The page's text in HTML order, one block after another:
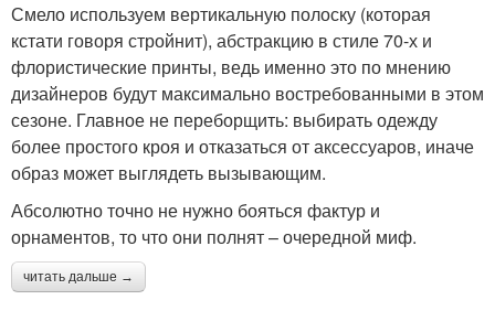
Смело используем вертикальную полоску (которая
кстати говоря стройнит), абстракцию в стиле 70-х и
флористические принты, ведь именно это по мнению
дизайнеров будут максимально востребованными в этом
сезоне. Главное не переборщить: выбирать одежду
более простого кроя и отказаться от аксессуаров, иначе
образ может выглядеть вызывающим.
Абсолютно точно не нужно бояться фактур и
орнаментов, то что они полнят – очередной миф.
читать дальше →